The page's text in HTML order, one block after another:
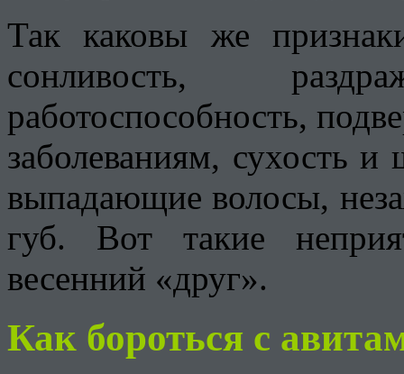
Так каковы же
сонливость,
работоспособность,
заболеваниям, сухость
выпадающие волосы,
губ. Вот такие
весенний «друг».
Как бороться с